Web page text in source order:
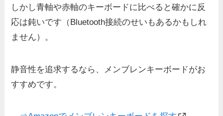
しかし青軸や赤軸のキーボードに比べると確かに反
応は鈍いです（Bluetooth接続のせいもあるかもしれ
ません）。
静音性を追求するなら、メンブレンキーボードがお
すすめです。